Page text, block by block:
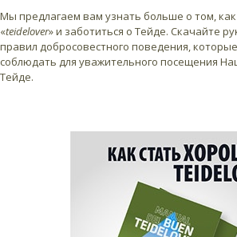
Мы предлагаем вам узнать больше о том,
«teidelover» и заботиться о Тейде. Скачайте
правил добросовестного поведения,
соблюдать для уважительного посещения
Тейде.